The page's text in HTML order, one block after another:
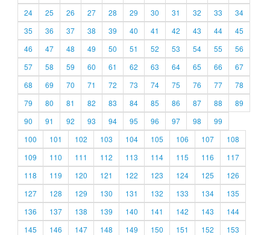
24
25 26 27 28 29 30 31 32 33
34
35
36 37 38 39 40 41 42 43 44
45
46
47 48 49 50 51 52 53 54 55
56
57
58 59 60 61 62 63 64 65 66
67
68
69 70 71 72 73 74 75 76 77
78
79
80 81 82 83 84 85 86 87 88
89
90
91 92 93 94 95 96 97 98
99
100
101 102 103 104 105 106 107
108
109
110 111 112 113 114 115 116
117
118
119 120 121 122 123 124 125
126
127
128 129 130 131 132 133 134
135
136
137 138 139 140 141 142 143
144
145
146 147 148 149 150 151 152
153